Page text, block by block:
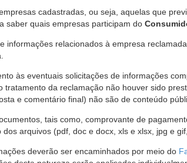
cadastradas, ou seja, aquelas que
saber quais empresas participam do
informações relacionados à empresa
às eventuais solicitações de informações
da reclamação não houver sido
e comentário final) não são de conteúdo
tais como, comprovante de
arquivos (pdf, doc e docx, xls e xlsx, jpg e
deverão ser encaminhados por meio do